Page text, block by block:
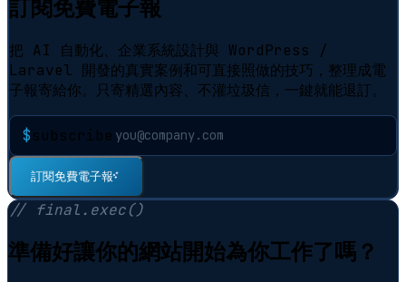
訂閱免費電子報
把 AI 自動化、企業系統設計與 WordPress /
Laravel 開發的真實案例和可直接照做的技巧，整理成電
子報寄給你。只寄精選內容、不灌垃圾信，一鍵就能退訂。
$subscribe
訂閱免費電子報⠋
// final.exec()
準備好讓你的網站開始為你工作了嗎？